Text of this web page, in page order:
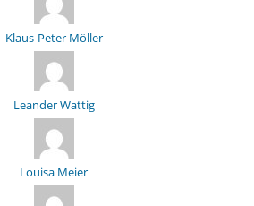
Klaus-Peter Möller
Leander Wattig
Louisa Meier